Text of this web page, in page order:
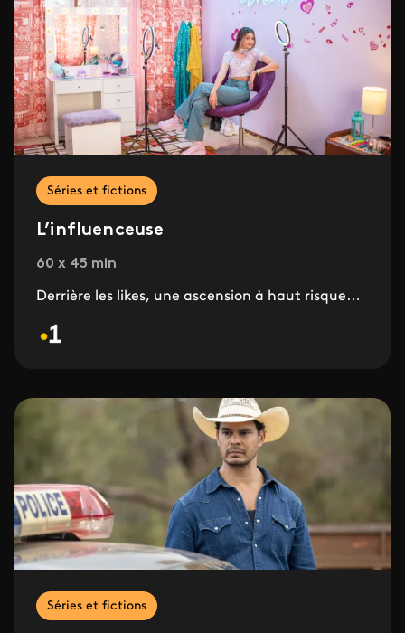
Séries et fictions
L’influenceuse
60 x 45 min
Derrière les likes, une ascension à haut risque…
Séries et fictions